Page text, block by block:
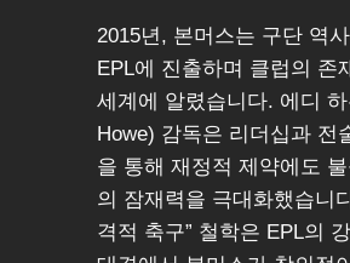
2015년, 본머스는 구단 역
EPL에 진출하며 클럽의 존
세계에 알렸습니다. 에디
Howe) 감독은 리더십과 전
을 통해 재정적 제약에도
의 잠재력을 극대화했습니
격적 축구” 철학은 EPL의